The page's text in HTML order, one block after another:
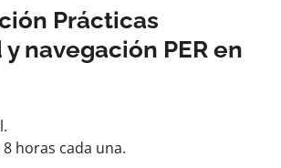
Prácticas
navegación PER en
horas cada una.